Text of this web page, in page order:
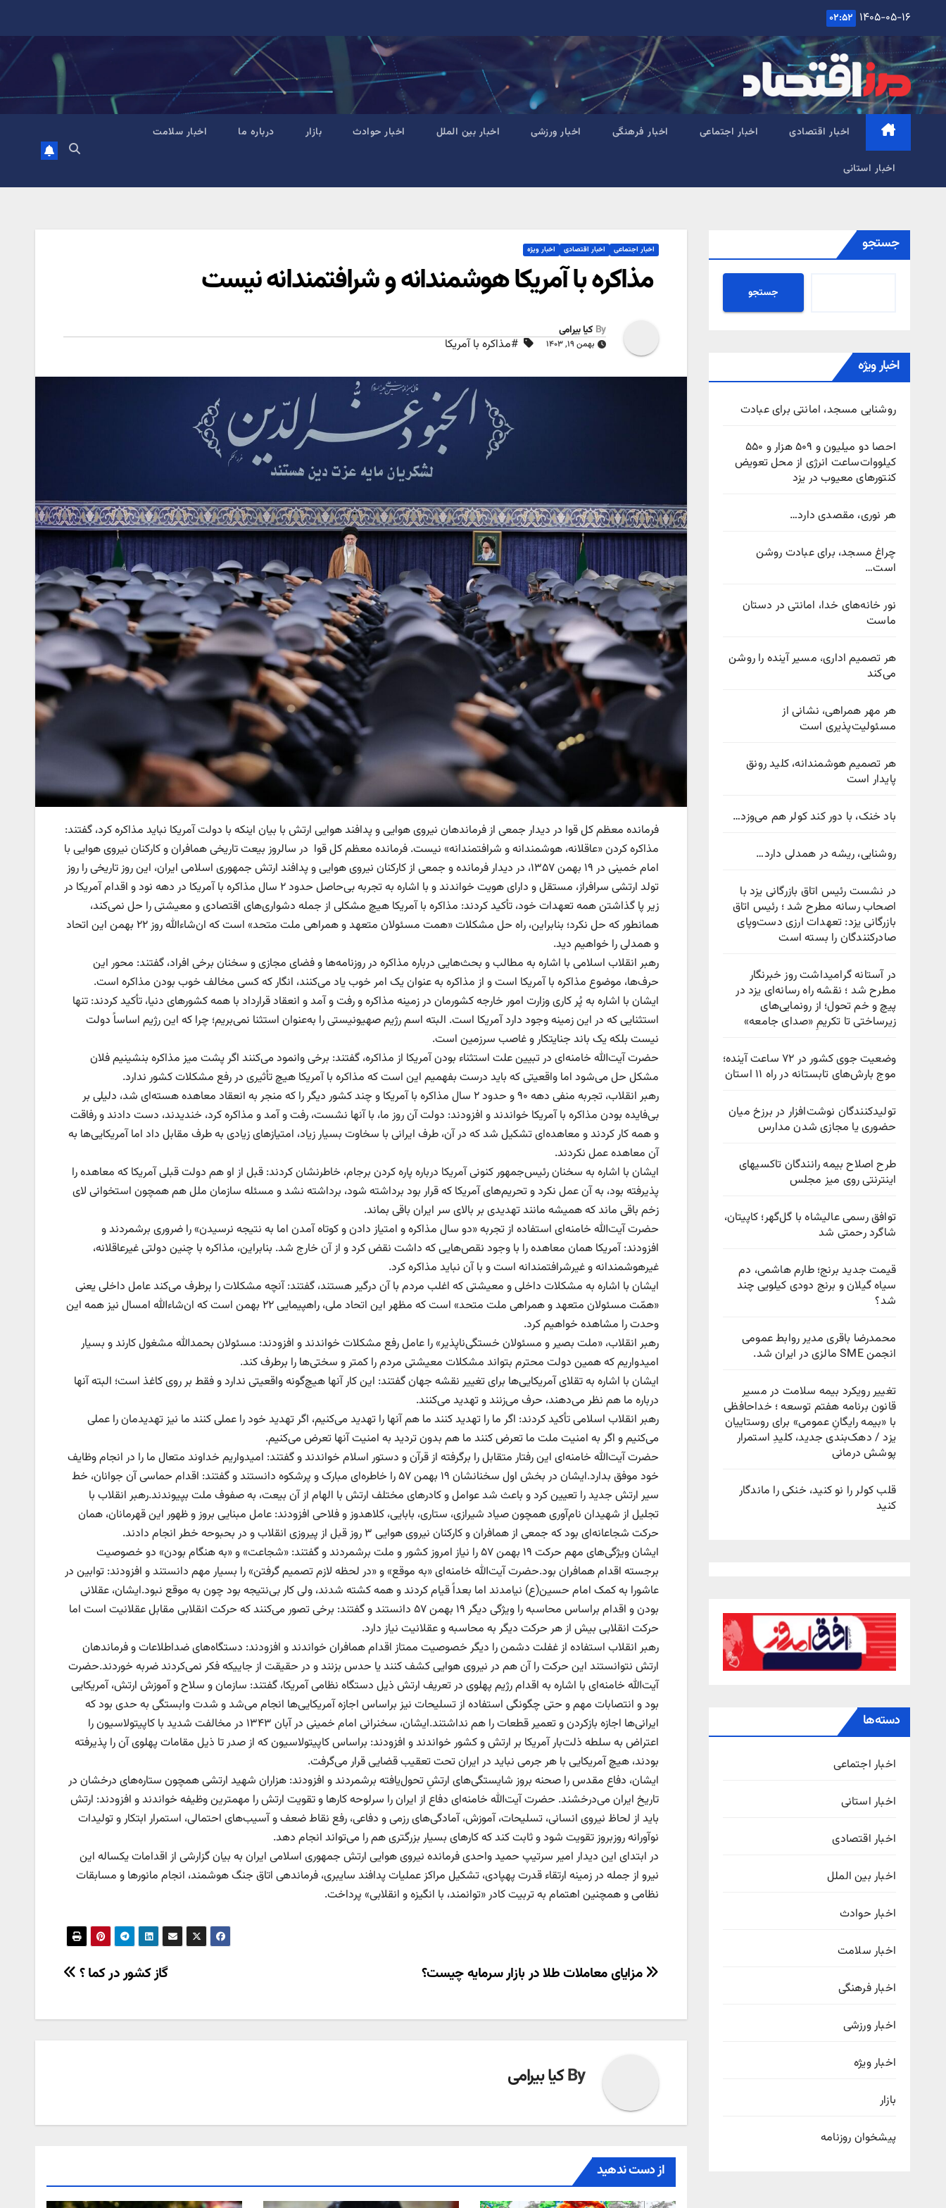
content
۱۴۰۵-۰۵-۱۶ ۰۲:۵۲
اخبار اقتصادی اخبار اجتماعی اخبار فرهنگی اخبار ورزشی اخبار بین الملل اخبار حوادث بازار درباره ما اخبار سلامت
اخبار استانی
جستجو
جستجو
اخبار ویژه
روشنایی مسجد، امانتی برای عبادت
احصا دو میلیون و ۵۰۹ هزار و ۵۵۰
کیلووات‌ساعت انرژی از محل تعویض
کنتورهای معیوب در یزد
هر نوری، مقصدی دارد…
چراغ مسجد، برای عبادت روشن
است…
نور خانه‌های خدا، امانتی در دستان
ماست
هر تصمیم اداری، مسیر آینده را روشن
می‌کند
هر مهر همراهی، نشانی از
مسئولیت‌پذیری است
هر تصمیم هوشمندانه، کلید رونق
پایدار است
باد خنک، با دور کند کولر هم می‌وزد…
روشنایی، ریشه در همدلی دارد…
در نشست رئیس اتاق بازرگانی یزد با
اصحاب رسانه مطرح شد ؛ رئیس اتاق
بازرگانی یزد: تعهدات ارزی دست‌وپای
صادرکنندگان را بسته است
در آستانه گرامیداشت روز خبرنگار
مطرح شد ؛ نقشه راه رسانه‌ای یزد در
پیچ‌ و خم تحول؛ از رونمایی‌های
زیرساختی تا تکریمِ «صدای جامعه»
وضعیت جوی کشور در ۷۲ ساعت آینده؛
موج بارش‌های تابستانه در راه ۱۱ استان
تولیدکنندگان نوشت‌افزار در برزخ میان
حضوری یا مجازی شدن مدارس
طرح اصلاح بیمه رانندگان تاکسیهای
اینترنتی روی میز مجلس
توافق رسمی عالیشاه با گل‌گهر؛ کاپیتان،
شاگرد رحمتی شد
قیمت جدید برنج؛ طارم هاشمی، دم
سیاه گیلان و برنج دودی کیلویی چند
شد؟
محمدرضا باقری مدیر روابط عمومی
انجمن SME مالزی در ایران شد.
تغییر رویکرد بیمه سلامت در مسیر
قانون برنامه هفتم توسعه ؛ خداحافظی
با «بیمه رایگانِ عمومی» برای روستاییان
یزد / دهک‌بندی جدید، کلیدِ استمرار
پوشش درمانی
قلب کولر را نو کنید، خنکی را ماندگار
کنید
دسته‌ها
اخبار اجتماعی
اخبار استانی
اخبار اقتصادی
اخبار بین الملل
اخبار حوادث
اخبار سلامت
اخبار فرهنگی
اخبار ورزشی
اخبار ویژه
بازار
پیشخوان روزنامه
اخبار اجتماعی اخبار اقتصادی اخبار ویژه
مذاکره با آمریکا هوشمندانه و شرافتمندانه نیست
By کیا بیرامی
بهمن ۱۹, ۱۴۰۳ #مذاکره با آمریکا
فرمانده معظم کل قوا در دیدار جمعی از فرماندهان نیروی هوایی و پدافند هوایی ارتش با بیان اینکه با دولت آمریکا نباید مذاکره کرد، گفتند:
مذاکره کردن «عاقلانه، هوشمندانه و شرافتمندانه» نیست. فرمانده معظم کل قوا در سالروز بیعت تاریخی همافران و کارکنان نیروی هوایی با
امام خمینی در ۱۹ بهمن ۱۳۵۷، در دیدار فرمانده و جمعی از کارکنان نیروی هوایی و پدافند ارتش جمهوری اسلامی ایران، این روز تاریخی را روز
تولد ارتشی سرافراز، مستقل و دارای هویت خواندند و با اشاره به تجربه بی‌حاصل حدود ۲ سال مذاکره با آمریکا در دهه نود و اقدام آمریکا در
زیر پا گذاشتن همه تعهدات خود، تأکید کردند: مذاکره با آمریکا هیچ مشکلی از جمله دشواری‌های اقتصادی و معیشتی را حل نمی‌کند،
همانطور که حل نکرد؛ بنابراین، راه حل مشکلات «همت مسئولان متعهد و همراهی ملت متحد» است که ان‌شاءالله روز ۲۲ بهمن این اتحاد
و همدلی را خواهیم دید.
رهبر انقلاب اسلامی با اشاره به مطالب و بحث‌هایی درباره مذاکره در روزنامه‌ها و فضای مجازی و سخنان برخی افراد، گفتند: محور این
حرف‌ها، موضوع مذاکره با آمریکا است و از مذاکره به عنوان یک امر خوب یاد می‌کنند، انگار که کسی مخالف خوب بودن مذاکره است.
ایشان با اشاره به پُر کاری وزارت امور خارجه کشورمان در زمینه مذاکره و رفت و آمد و انعقاد قرارداد با همه کشورهای دنیا، تأکید کردند: تنها
استثنایی که در این زمینه وجود دارد آمریکا است. البته اسم رژیم صهیونیستی را به‌عنوان استثنا نمی‌بریم؛ چرا که این رژیم اساساً دولت
نیست بلکه یک باند جنایتکار و غاصب سرزمین است.
حضرت آیت‌الله خامنه‌ای در تبیین علت استثناء بودن آمریکا از مذاکره، گفتند: برخی وانمود می‌کنند اگر پشت میز مذاکره بنشینیم فلان
مشکل حل می‌شود اما واقعیتی که باید درست بفهمیم این است که مذاکره با آمریکا هیچ تأثیری در رفع مشکلات کشور ندارد.
رهبر انقلاب، تجربه منفی دهه ۹۰ و حدود ۲ سال مذاکره با آمریکا و چند کشور دیگر را که منجر به انعقاد معاهده هسته‌ای شد، دلیلی بر
بی‌فایده بودن مذاکره با آمریکا خواندند و افزودند: دولت آن روز ما، با آنها نشست، رفت و آمد و مذاکره کرد، خندیدند، دست دادند و رفاقت
و همه کار کردند و معاهده‌ای تشکیل شد که در آن، طرف ایرانی با سخاوت بسیار زیاد، امتیازهای زیادی به طرف مقابل داد اما آمریکایی‌ها به
آن معاهده عمل نکردند.
ایشان با اشاره به سخنان رئیس‌جمهور کنونی آمریکا درباره پاره کردن برجام، خاطرنشان کردند: قبل از او هم دولت قبلی آمریکا که معاهده را
پذیرفته بود، به آن عمل نکرد و تحریم‌های آمریکا که قرار بود برداشته شود، برداشته نشد و مسئله سازمان ملل هم همچون استخوانی لای
زخم باقی ماند که همیشه مانند تهدیدی بر بالای سر ایران باقی بماند.
حضرت آیت‌الله خامنه‌ای استفاده از تجربه «دو سال مذاکره و امتیاز دادن و کوتاه آمدن اما به نتیجه نرسیدن» را ضروری برشمردند و
افزودند: آمریکا همان معاهده را با وجود نقص‌هایی که داشت نقض کرد و از آن خارج شد. بنابراین، مذاکره با چنین دولتی غیرعاقلانه،
غیرهوشمندانه و غیرشرافتمندانه است و با آن نباید مذاکره کرد.
ایشان با اشاره به مشکلات داخلی و معیشتی که اغلب مردم با آن درگیر هستند، گفتند: آنچه مشکلات را برطرف می‌کند عامل داخلی یعنی
«همّت مسئولان متعهد و همراهی ملت متحد» است که مظهر این اتحاد ملی، راهپیمایی ۲۲ بهمن است که ان‌شاءالله امسال نیز همه این
وحدت را مشاهده خواهیم کرد.
رهبر انقلاب، «ملت بصیر و مسئولان خستگی‌ناپذیر» را عامل رفع مشکلات خواندند و افزودند: مسئولان بحمدالله مشغول کارند و بسیار
امیدواریم که همین دولت محترم بتواند مشکلات معیشتی مردم را کمتر و سختی‌ها را برطرف کند.
ایشان با اشاره به تقلای آمریکایی‌ها برای تغییر نقشه جهان گفتند: این کار آنها هیچ‌گونه واقعیتی ندارد و فقط بر روی کاغذ است؛ البته آنها
درباره ما هم نظر می‌دهند، حرف می‌زنند و تهدید می‌کنند.
رهبر انقلاب اسلامی تأکید کردند: اگر ما را تهدید کنند ما هم آنها را تهدید می‌کنیم، اگر تهدید خود را عملی کنند ما نیز تهدیدمان را عملی
می‌کنیم و اگر به امنیت ملت ما تعرض کنند ما هم بدون تردید به امنیت آنها تعرض می‌کنیم.
حضرت آیت‌الله خامنه‌ای این رفتار متقابل را برگرفته از قرآن و دستور اسلام خواندند و گفتند: امیدواریم خداوند متعال ما را در انجام وظایف
خود موفق بدارد.ایشان در بخش اول سخنانشان ۱۹ بهمن ۵۷ را خاطره‌ای مبارک و پرشکوه دانستند و گفتند: اقدام حماسی آن جوانان، خط
سیر ارتش جدید را تعیین کرد و باعث شد عوامل و کادرهای مختلف ارتش با الهام از آن بیعت، به صفوف ملت بپیوندند.رهبر انقلاب با
تجلیل از شهیدان نام‌آوری همچون صیاد شیرازی، ستاری، بابایی، کلاهدوز و فلاحی افزودند: عامل مبنایی بروز و ظهور این قهرمانان، همان
حرکت شجاعانه‌ای بود که جمعی از همافران و کارکنان نیروی هوایی ۳ روز قبل از پیروزی انقلاب و در بحبوحه خطر انجام دادند.
ایشان ویژگی‌های مهم حرکت ۱۹ بهمن ۵۷ را نیاز امروز کشور و ملت برشمردند و گفتند: «شجاعت» و «به هنگام بودن» دو خصوصیت
برجسته اقدام همافران بود.حضرت آیت‌الله خامنه‌ای «به موقع» و «در لحظه لازم تصمیم گرفتن» را بسیار مهم دانستند و افزودند: توابین در
عاشورا به کمک امام حسین(ع) نیامدند اما بعداً قیام کردند و همه کشته شدند، ولی کار بی‌نتیجه بود چون به موقع نبود.ایشان، عقلانی
بودن و اقدام براساس محاسبه را ویژگی دیگر ۱۹ بهمن ۵۷ دانستند و گفتند: برخی تصور می‌کنند که حرکت انقلابی مقابل عقلانیت است اما
حرکت انقلابی بیش از هر حرکت دیگر به محاسبه و عقلانیت نیاز دارد.
رهبر انقلاب استفاده از غفلت دشمن را دیگر خصوصیت ممتاز اقدام همافران خواندند و افزودند: دستگاه‌های ضداطلاعات و فرماندهان
ارتش نتوانستند این حرکت را آن هم در نیروی هوایی کشف کنند یا حدس بزنند و در حقیقت از جاییکه فکر نمی‌کردند ضربه خوردند.حضرت
آیت‌الله خامنه‌ای با اشاره به اقدام رژیم پهلوی در تعریف ارتش ذیل دستگاه نظامی آمریکا، گفتند: سازمان و سلاح و آموزش ارتش، آمریکایی
بود و انتصابات مهم و حتی چگونگی استفاده از تسلیحات نیز براساس اجازه آمریکایی‌ها انجام می‌شد و شدت وابستگی به حدی بود که
ایرانی‌ها اجازه بازکردن و تعمیر قطعات را هم نداشتند.ایشان، سخنرانی امام خمینی در آبان ۱۳۴۳ در مخالفت شدید با کاپیتولاسیون را
اعتراض به سلطه ذلت‌بار آمریکا بر ارتش و کشور خواندند و افزودند: براساس کاپیتولاسیون که از صدر تا ذیل مقامات پهلوی آن را پذیرفته
بودند، هیچ آمریکایی با هر جرمی نباید در ایران تحت تعقیب قضایی قرار می‌گرفت.
ایشان، دفاع مقدس را صحنه بروز شایستگی‌های ارتشِ تحول‌یافته برشمردند و افزودند: هزاران شهید ارتشی همچون ستاره‌های درخشان در
تاریخ ایران می‌درخشند. حضرت آیت‌الله خامنه‌ای دفاع از ایران را سرلوحه کارها و تقویت ارتش را مهمترین وظیفه خواندند و افزودند: ارتش
باید از لحاظ نیروی انسانی، تسلیحات، آموزش، آمادگی‌های رزمی و دفاعی، رفع نقاط ضعف و آسیب‌های احتمالی، استمرار ابتکار و تولیدات
نوآورانه روزبروز تقویت شود و ثابت کند که کارهای بسیار بزرگتری هم را می‌تواند انجام دهد.
در ابتدای این دیدار امیر سرتیپ حمید واحدی فرمانده نیروی هوایی ارتش جمهوری اسلامی ایران به بیان گزارشی از اقدامات یکساله این
نیرو از جمله در زمینه ارتقاء قدرت پهپادی، تشکیل مراکز عملیات پدافند سایبری، فرماندهی اتاق‌ جنگ هوشمند، انجام مانورها و مسابقات
نظامی و همچنین اهتمام به تربیت کادر «توانمند، با انگیزه و انقلابی» پرداخت.
راهبری
گاز کشور در کما ؟ مزایای معاملات طلا در بازار سرمایه چیست؟
Byکیا بیرامی
از دست ندهید